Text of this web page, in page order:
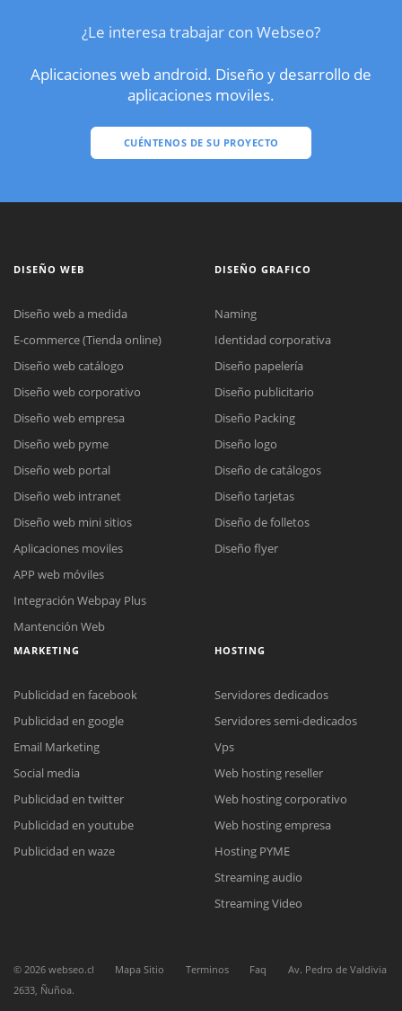
¿Le interesa trabajar con Webseo?
Aplicaciones web android. Diseño y desarrollo de
aplicaciones moviles.
CUÉNTENOS DE SU PROYECTO
Reunión online
Nuestros ejecutivos le enviarán un correo electrónico con el enlace a
Meet para la reunión online.
Cotización
Chat Online
Todos nuestros ejecutivos están fuera de línea. Complete el formulario
DISEÑO WEB
Diseño web a medida
E-commerce (Tienda online)
Diseño web catálogo
Diseño web corporativo
Diseño web empresa
Diseño web pyme
Diseño web portal
Diseño web intranet
Diseño web mini sitios
Aplicaciones moviles
APP web móviles
Integración Webpay Plus
Mantención Web
DISEÑO GRAFICO
Naming
Identidad corporativa
Diseño papelería
Diseño publicitario
Diseño Packing
Diseño logo
Diseño de catálogos
Diseño tarjetas
Diseño de folletos
Diseño flyer
MARKETING
Publicidad en facebook
Publicidad en google
Email Marketing
Social media
Publicidad en twitter
Publicidad en youtube
Publicidad en waze
HOSTING
Servidores dedicados
Servidores semi-dedicados
Vps
Web hosting reseller
Web hosting corporativo
Web hosting empresa
Hosting PYME
Streaming audio
Streaming Video
© 2026 webseo.cl Mapa Sitio Terminos Faq
Av. Pedro de Valdivia
2633, Ñuñoa.